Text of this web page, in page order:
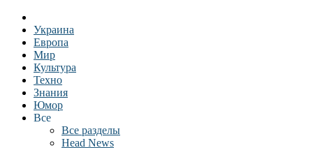
Украина
Европа
Мир
Культура
Техно
Знания
Юмор
Все
Все разделы
Head News